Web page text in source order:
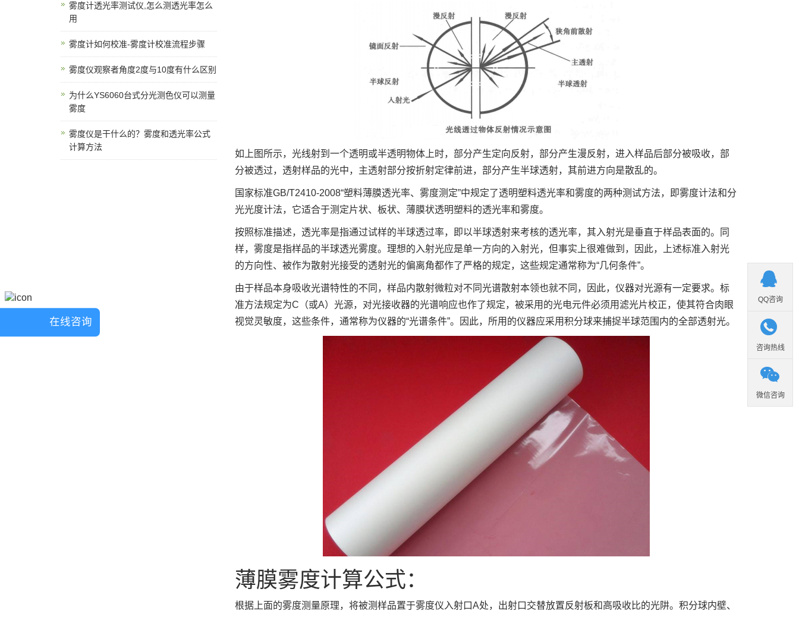
如上图所示，光线射到一个透明或半透明物体上时，部分产生定向反射，部分产生漫反射，进入样品后部分被吸收，部
分被透过，透射样品的光中，主透射部分按折射定律前进，部分产生半球透射，其前进方向是散乱的。
国家标准GB/T2410-2008“塑料薄膜透光率、雾度测定”中规定了透明塑料透光率和雾度的两种测试方法，即雾度计法和分
光光度计法，它适合于测定片状、板状、薄膜状透明塑料的透光率和雾度。
按照标准描述，透光率是指通过试样的半球透过率，即以半球透射来考核的透光率，其入射光是垂直于样品表面的。同
样，雾度是指样品的半球透光雾度。理想的入射光应是单一方向的入射光，但事实上很难做到，因此，上述标准入射光
的方向性、被作为散射光接受的透射光的偏离角都作了严格的规定，这些规定通常称为“几何条件”。
由于样品本身吸收光谱特性的不同，样品内散射微粒对不同光谱散射本领也就不同，因此，仪器对光源有一定要求。标
准方法规定为C（或A）光源，对光接收器的光谱响应也作了规定，被采用的光电元件必须用滤光片校正，使其符合肉眼
视觉灵敏度，这些条件，通常称为仪器的“光谱条件”。因此，所用的仪器应采用积分球来捕捉半球范围内的全部透射光。
薄膜雾度计算公式：
根据上面的雾度测量原理，将被测样品置于雾度仪入射口A处，出射口交替放置反射板和高吸收比的光阱。积分球内壁、
雾度计透光率测试仪,怎么测透光率怎么
用
雾度计如何校准-雾度计校准流程步骤
雾度仪观察者角度2度与10度有什么区别
为什么YS6060台式分光测色仪可以测量
雾度
雾度仪是干什么的？雾度和透光率公式
计算方法

QQ咨询

咨询热线

微信咨询
在线咨询